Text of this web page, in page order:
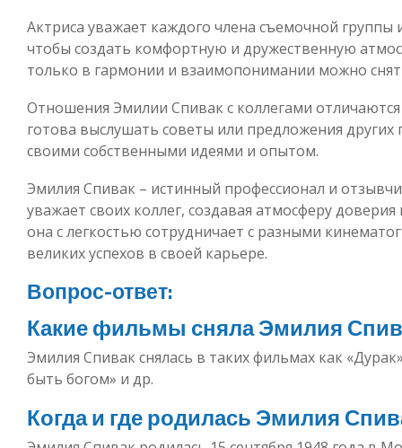
Актриса уважает каждого члена съемочной группы
чтобы создать комфортную и дружественную
только в гармонии и взаимопонимании можно
Отношения Эмилии Спивак с коллегами
готова выслушать советы или предложения других
своими собственными идеями и опытом.
Эмилия Спивак – истинный профессионал и
уважает своих коллег, создавая атмосферу
она с легкостью сотрудничает с разными
великих успехов в своей карьере.
Вопрос-ответ:
Какие фильмы сняла Эмилия
Эмилия Спивак снялась в таких фильмах как
быть богом» и др.
Когда и где родилась Эмилия